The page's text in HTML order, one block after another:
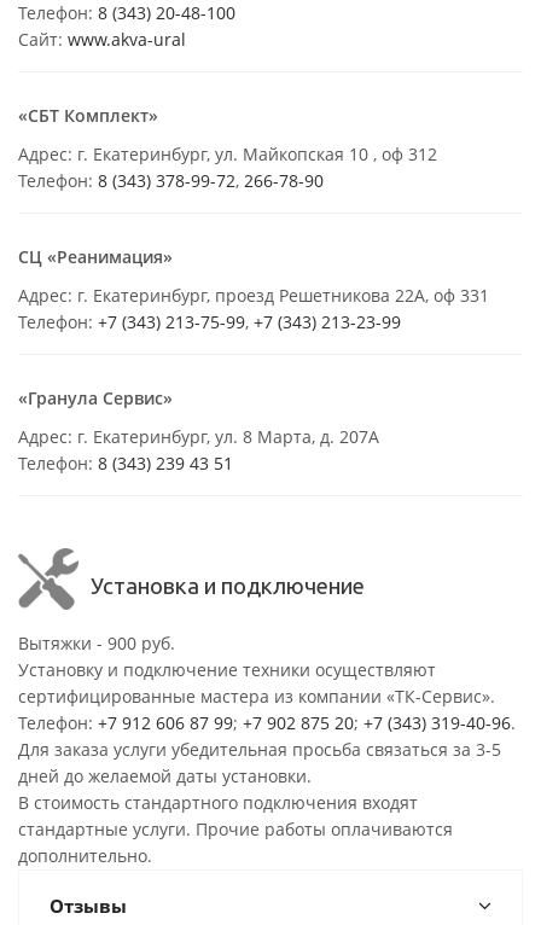
Телефон: 8 (343) 20-48-100
Сайт: www.akva-ural
«СБТ Комплект»
Адрес: г. Екатеринбург, ул. Майкопская 10 , оф 312
Телефон: 8 (343) 378-99-72, 266-78-90
СЦ «Реанимация»
Адрес: г. Екатеринбург, проезд Решетникова 22А, оф 331
Телефон: +7 (343) 213-75-99, +7 (343) 213-23-99
«Гранула Сервис»
Адрес: г. Екатеринбург, ул. 8 Марта, д. 207А
Телефон: 8 (343) 239 43 51
Установка и подключение
Вытяжки - 900 руб.
Установку и подключение техники осуществляют
сертифицированные мастера из компании «ТК-Сервис».
Телефон: +7 912 606 87 99; +7 902 875 20; +7 (343) 319-40-96.
Для заказа услуги убедительная просьба связаться за 3-5
дней до желаемой даты установки.
В стоимость стандартного подключения входят
стандартные услуги. Прочие работы оплачиваются
дополнительно.
Отзывы